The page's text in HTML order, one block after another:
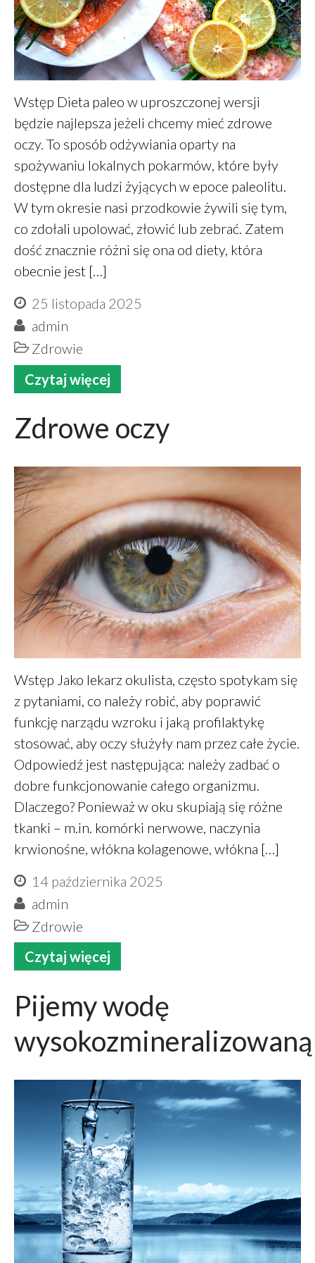
maj 2022
marzec 2022
styczeń 2022
listopad 2021
sierpień 2021
lipiec 2021
czerwiec 2021
maj 2021
kwiecień 2021
luty 2021
styczeń 2021
grudzień 2020
październik 2019
lipiec 2019
czerwiec 2019
maj 2019
marzec 2019
luty 2019
grudzień 2018
październik 2018
wrzesień 2018
czerwiec 2018
maj 2018
marzec 2018
Finanse
Przepisy
Zdrowie
Żywienie
Wstęp Dieta paleo w uproszczonej wersji
będzie najlepsza jeżeli chcemy mieć zdrowe
oczy. To sposób odżywiania oparty na
spożywaniu lokalnych pokarmów, które były
dostępne dla ludzi żyjących w epoce paleolitu.
W tym okresie nasi przodkowie żywili się tym,
co zdołali upolować, złowić lub zebrać. Zatem
dość znacznie różni się ona od diety, która
obecnie jest […]
25 listopada 2025
admin
Zdrowie
Czytaj więcej
Zdrowe oczy
Wstęp Jako lekarz okulista, często spotykam się
z pytaniami, co należy robić, aby poprawić
funkcję narządu wzroku i jaką profilaktykę
stosować, aby oczy służyły nam przez całe życie.
Odpowiedź jest następująca: należy zadbać o
dobre funkcjonowanie całego organizmu.
Dlaczego? Ponieważ w oku skupiają się różne
tkanki – m.in. komórki nerwowe, naczynia
krwionośne, włókna kolagenowe, włókna […]
14 października 2025
admin
Zdrowie
Czytaj więcej
Pijemy wodę
wysokozmineralizowaną